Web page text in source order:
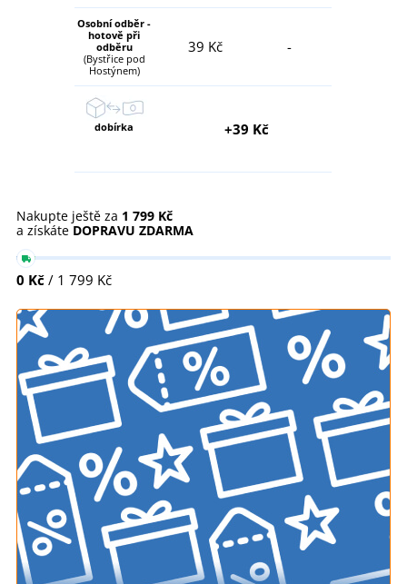
Osobní odběr -
hotově při
odběru
(Bystřice pod
Hostýnem)
39 Kč -
dobírka +39 Kč
Nakupte ještě za 1 799 Kč
a získáte DOPRAVU ZDARMA
0 Kč / 1 799 Kč